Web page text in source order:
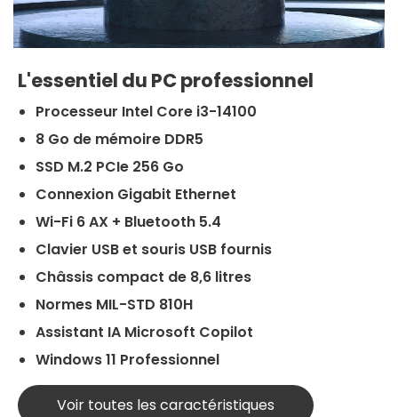
L'essentiel du PC professionnel
Processeur Intel Core i3-14100
8 Go de mémoire DDR5
SSD M.2 PCIe 256 Go
Connexion Gigabit Ethernet
Wi-Fi 6 AX + Bluetooth 5.4
Clavier USB et souris USB fournis
Châssis compact de 8,6 litres
Normes MIL-STD 810H
Assistant IA Microsoft Copilot
Windows 11 Professionnel
Voir toutes les caractéristiques